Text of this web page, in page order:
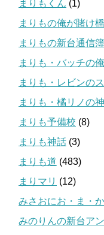
まりもくん (1)
まりもの俺が賭け橋
まりもの新台通信簿
まりも・バッチの
まりも・レビンの
まりも・橘リノの
まりも予備校 (8)
まりも神話 (3)
まりも道 (483)
まりマリ (12)
みさおにお・ま・
みのりんの新台ア